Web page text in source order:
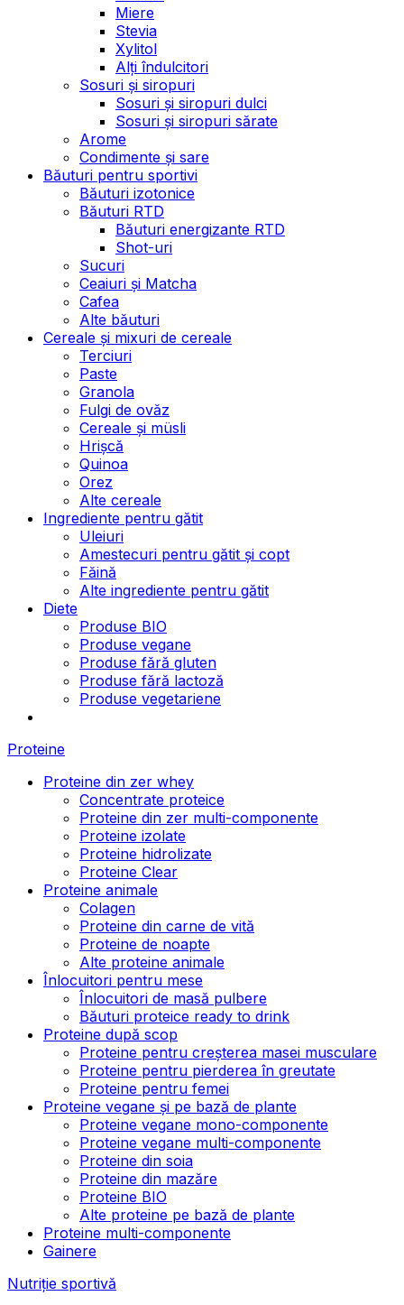
Miere
Stevia
Xylitol
Alți îndulcitori
Sosuri și siropuri
Sosuri și siropuri dulci
Sosuri și siropuri sărate
Arome
Condimente și sare
Băuturi pentru sportivi
Băuturi izotonice
Băuturi RTD
Băuturi energizante RTD
Shot-uri
Sucuri
Ceaiuri și Matcha
Cafea
Alte băuturi
Cereale și mixuri de cereale
Terciuri
Paste
Granola
Fulgi de ovăz
Cereale și müsli
Hrișcă
Quinoa
Orez
Alte cereale
Ingrediente pentru gătit
Uleiuri
Amestecuri pentru gătit și copt
Făină
Alte ingrediente pentru gătit
Diete
Produse BIO
Produse vegane
Produse fără gluten
Produse fără lactoză
Produse vegetariene
Proteine
Proteine din zer whey
Concentrate proteice
Proteine din zer multi-componente
Proteine izolate
Proteine hidrolizate
Proteine Clear
Proteine animale
Colagen
Proteine din carne de vită
Proteine de noapte
Alte proteine animale
Înlocuitori pentru mese
Înlocuitori de masă pulbere
Băuturi proteice ready to drink
Proteine după scop
Proteine pentru creșterea masei musculare
Proteine pentru pierderea în greutate
Proteine pentru femei
Proteine vegane și pe bază de plante
Proteine vegane mono-componente
Proteine vegane multi-componente
Proteine din soia
Proteine din mazăre
Proteine BIO
Alte proteine pe bază de plante
Proteine multi-componente
Gainere
Nutriție sportivă